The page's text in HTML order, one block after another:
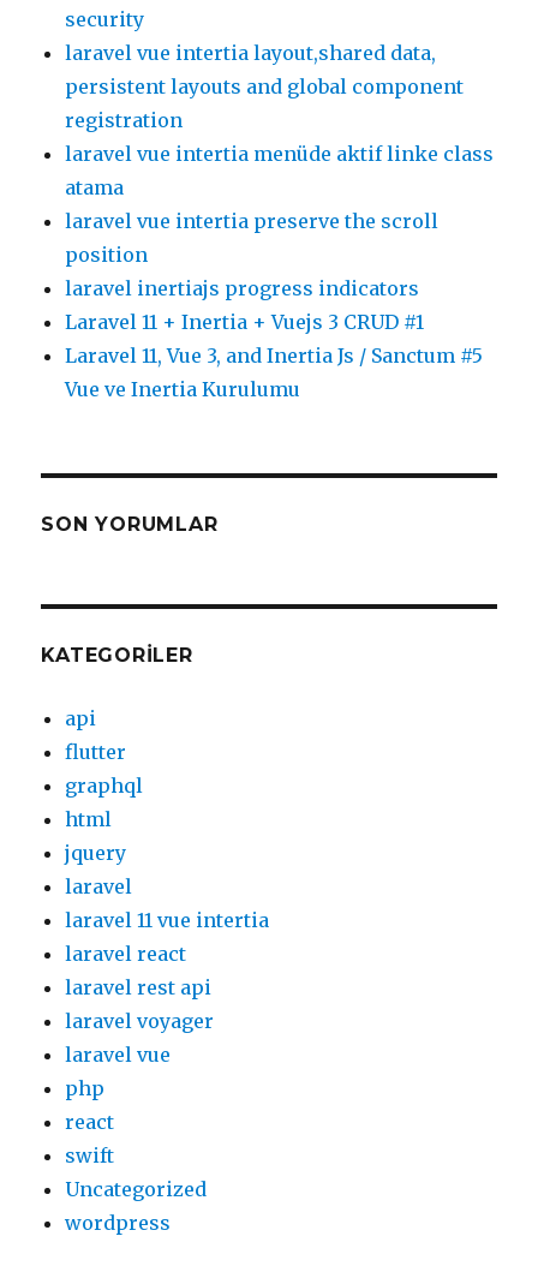
security
laravel vue intertia layout,shared data,
persistent layouts and global component
registration
laravel vue intertia menüde aktif linke class
atama
laravel vue intertia preserve the scroll
position
laravel inertiajs progress indicators
Laravel 11 + Inertia + Vuejs 3 CRUD #1
Laravel 11, Vue 3, and Inertia Js / Sanctum #5
Vue ve Inertia Kurulumu
SON YORUMLAR
KATEGORILER
api
flutter
graphql
html
jquery
laravel
laravel 11 vue intertia
laravel react
laravel rest api
laravel voyager
laravel vue
php
react
swift
Uncategorized
wordpress